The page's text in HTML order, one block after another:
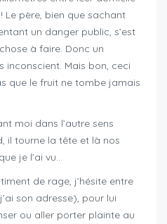
Le père, bien que sachant
un danger public, s’est
à faire. Donc un
Mais bon, ceci
que le fruit ne tombe jamais
moi dans l’autre sens
il tourne la tête et là nos
je l’ai vu…
de rage, j’hésite entre
son adresse), pour lui
ou aller porter plainte au